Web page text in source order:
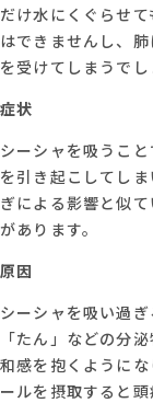
だけ水にくぐらせ
はできませんし、
を受けてしまうでし
症状
シーシャを吸うこ
を引き起こしてし
ぎによる影響と似
があります。
原因
シーシャを吸い過
「たん」などの分
和感を抱くように
ールを摂取すると